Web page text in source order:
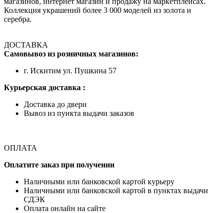
Коллекция украшений более 3 000 моделей из золота и
серебра.
ДОСТАВКА
Самовывоз из розничных магазинов:
г. Искитим ул. Пушкина 57
Курьерская доставка :
Доставка до двери
Вывоз из пункта выдачи заказов
ОПЛАТА
Оплатите заказ при получении
Наличными или банковской картой курьеру
Наличными или банковской картой в пунктах выдачи
СДЭК
Оплата онлайн на сайте